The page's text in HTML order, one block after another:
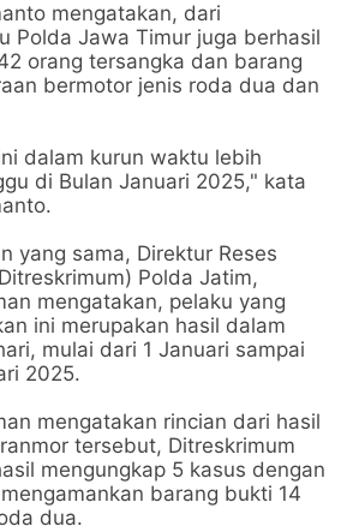
mengatakan, dari
Polda Jawa Timur juga berhasil
orang tersangka dan barang
bermotor jenis roda dua dan
dalam kurun waktu lebih
di Bulan Januari 2025," kata
yang sama, Direktur Reses
Polda Jatim,
mengatakan, pelaku yang
ini merupakan hasil dalam
mulai dari 1 Januari sampai
2025.
mengatakan rincian dari hasil
tersebut, Ditreskrimum
mengungkap 5 kasus dengan
barang bukti 14
dua.